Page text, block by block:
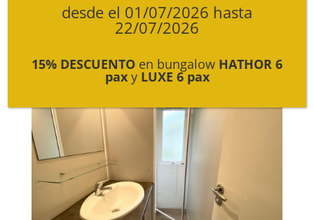
desde el 01/07/2026 hasta
22/07/2026
15% DESCUENTO en bungalow HATHOR 6
paxy LUXE 6 pax